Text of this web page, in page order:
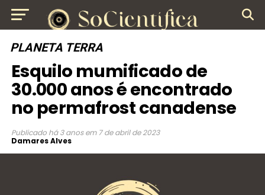
PLANETA TERRA
Esquilo mumificado de
30.000 anos é encontrado
no permafrost canadense
Publicado há 3 anos em 7 de abril de 2023
Damares Alves